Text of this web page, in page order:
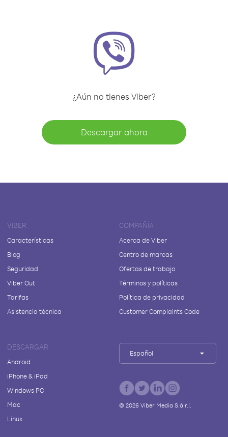
¿Aún no tienes Viber?
Descargar ahora
VIBER
Características
Blog
Seguridad
Viber Out
Tarifas
Asistencia técnica
COMPAÑÍA
Acerca de Viber
Centro de marcas
Ofertas de trabajo
Términos y políticas
Política de privacidad
Customer Complaints Code
DESCARGAR
Android
iPhone & iPad
Windows PC
Mac
Linux
Español
© 2026Viber Media S.à r.l.